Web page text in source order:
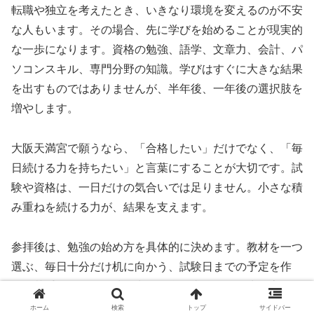
転職や独立を考えたとき、いきなり環境を変えるのが不安
な人もいます。その場合、先に学びを始めることが現実的
な一歩になります。資格の勉強、語学、文章力、会計、パ
ソコンスキル、専門分野の知識。学びはすぐに大きな結果
を出すものではありませんが、半年後、一年後の選択肢を
増やします。
大阪天満宮で願うなら、「合格したい」だけでなく、「毎
日続ける力を持ちたい」と言葉にすることが大切です。試
験や資格は、一日だけの気合いでは足りません。小さな積
み重ねを続ける力が、結果を支えます。
参拝後は、勉強の始め方を具体的に決めます。教材を一つ
選ぶ、毎日十分だけ机に向かう、試験日までの予定を作
る、苦手分野を一つ洗い出す。学び直しは、人生を変える
ための静かな準備です。
ホーム 検索 トップ サイドバー